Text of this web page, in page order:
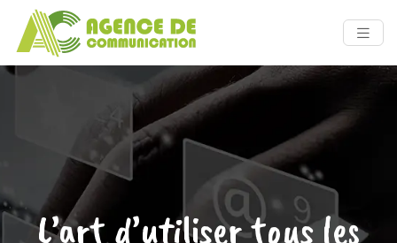
L’art d’utiliser tous les